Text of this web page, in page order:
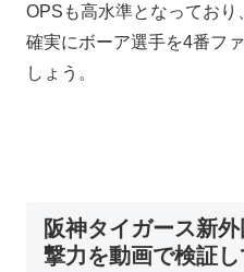
OPSも高水準となってお
確実にボーア選手を4番フ
しょう。
阪神タイガース新
撃力を動画で検証し